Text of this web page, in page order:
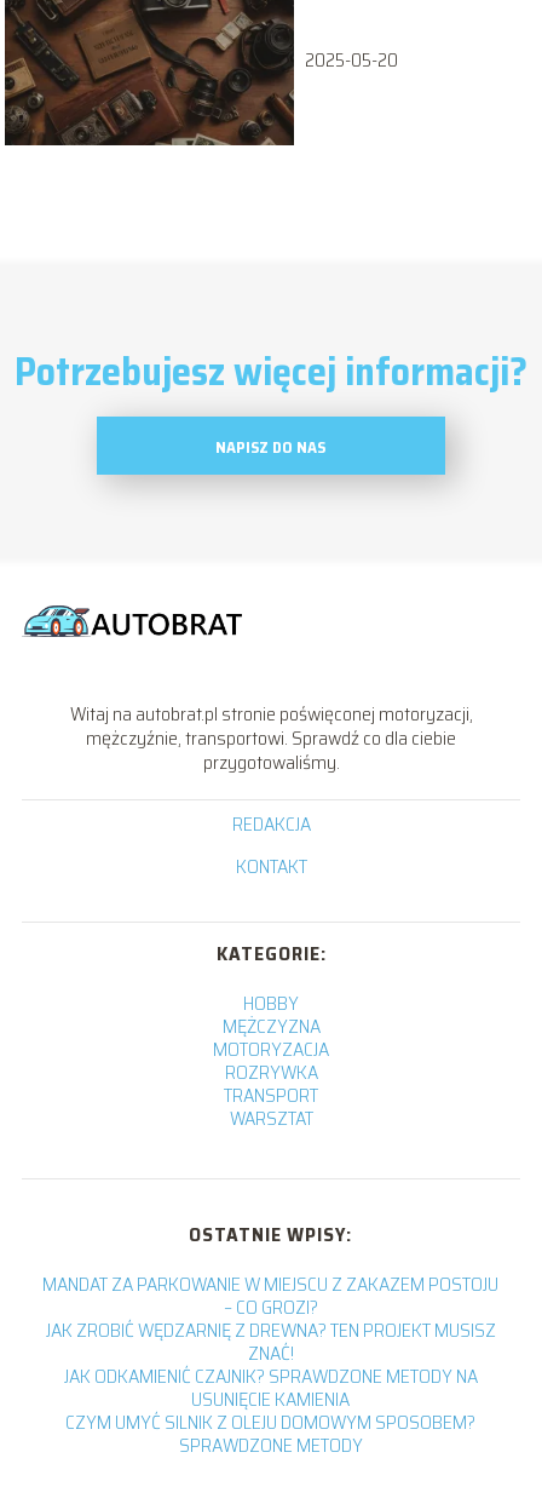
2025-05-20
Potrzebujesz więcej informacji?
NAPISZ DO NAS
Witaj na autobrat.pl stronie poświęconej motoryzacji,
mężczyźnie, transportowi. Sprawdź co dla ciebie
przygotowaliśmy.
REDAKCJA
KONTAKT
KATEGORIE:
HOBBY
MĘŻCZYZNA
MOTORYZACJA
ROZRYWKA
TRANSPORT
WARSZTAT
OSTATNIE WPISY:
MANDAT ZA PARKOWANIE W MIEJSCU Z ZAKAZEM POSTOJU
– CO GROZI?
JAK ZROBIĆ WĘDZARNIĘ Z DREWNA? TEN PROJEKT MUSISZ
ZNAĆ!
JAK ODKAMIENIĆ CZAJNIK? SPRAWDZONE METODY NA
USUNIĘCIE KAMIENIA
CZYM UMYĆ SILNIK Z OLEJU DOMOWYM SPOSOBEM?
SPRAWDZONE METODY